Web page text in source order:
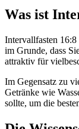
Was ist
Intervallfasten 16:8
im Grunde, dass
attraktiv für
Im Gegensatz zu
Getränke wie
sollte, um die